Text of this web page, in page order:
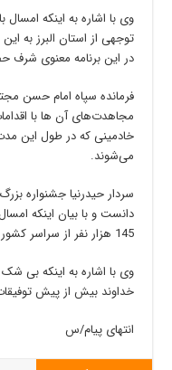
وی با اشاره به اینکه
توجهی از استان البرز به
در این برنامه معنوی شرف
فرمانده سپاه امام حسن
مجاهدت‌های آن ها با
خادمینی که در طول این
می‌شوند.
سردار حیدرنیا جشنواره
دانست و با بیان اینکه
145 هزار نفر از سراسر کشور و حتی خارج از کشور در این جشنواره معنوی شرکت کردند.
وی با اشاره به اینکه بی
خداوند بیش از پیش
انتهای پیام/س